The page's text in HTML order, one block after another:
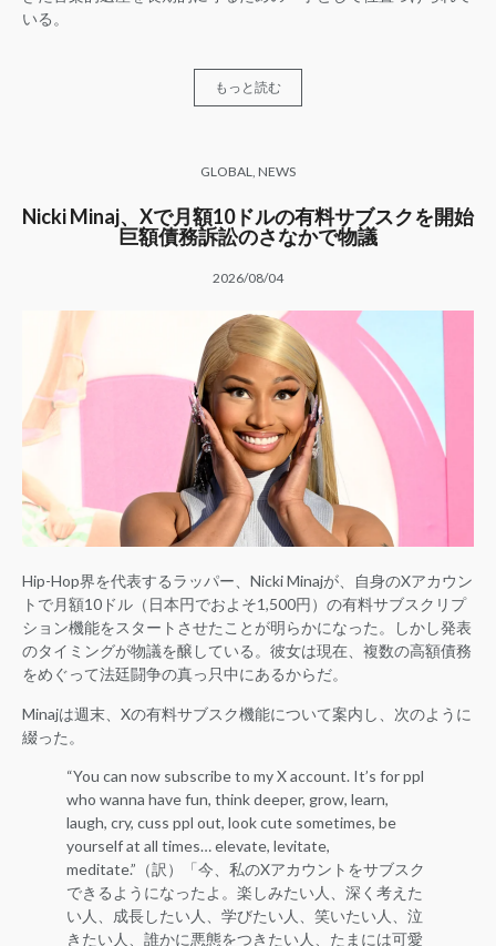
いる。
もっと読む
GLOBAL NEWS
Nicki Minaj、Xで月額10ドルの有料サブスクを開始
巨額債務訴訟のさなかで物議
2026/08/04
Hip-Hop界を代表するラッパー、Nicki Minajが、自身のXアカウン
トで月額10ドル（日本円でおよそ1,500円）の有料サブスクリプ
ション機能をスタートさせたことが明らかになった。しかし発表
のタイミングが物議を醸している。彼女は現在、複数の高額債務
をめぐって法廷闘争の真っ只中にあるからだ。
Minajは週末、Xの有料サブスク機能について案内し、次のように
綴った。
“You can now subscribe to my X account. It’s for ppl
who wanna have fun, think deeper, grow, learn,
laugh, cry, cuss ppl out, look cute sometimes, be
yourself at all times… elevate, levitate,
meditate.”（訳）「今、私のXアカウントをサブスク
できるようになったよ。楽しみたい人、深く考えた
い人、成長したい人、学びたい人、笑いたい人、泣
きたい人、誰かに悪態をつきたい人、たまには可愛